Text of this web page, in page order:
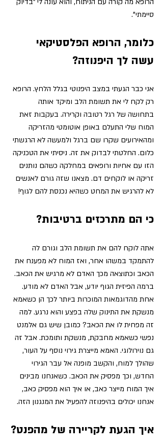
סיימתי".
כלומר, הרופא הפלסטיקאי
עשה לך היפנוזה?
אני כבר הגעתי במצב היפנוטי בגלל הלחץ. הרופא
רק לקח לי את תשומת הלב ומיקד אותה
בתחושה של רגל רטובה וקרירה. בעקבות זאת
המוח שלי התעלם באופן אוטומטי מהזריקה
ומהאירועים שקרו שם ברגל ולמעשה לא הרגשתי
כלום. החלטתי לבדוק את זה. ניסיתי את הטכניקה
הזו עם אחיות ורופאים במחלקה כשהם נותנים
זריקה או לוקחים דם. מצאנו שזה גורם לאנשים
לא להרגיש את המחט כשהיא נכנסת להם לגוף!
כי הם מתרכזים ברטיבות?
אתה לוקח להם את תשומת הלב וגורם לה
להתמקד במשהו אחר, ואז המוח לא מפענח את
הכאב וכתוצאה מכך האדם לא מרגיש את הכאב.
ברמה הפיזית הגוף יודע, אבל האדם לא מודע.
אחת מהדוגמאות המוכרות ביותר לכך הן כשאמא
מנשקת את התינוק שלה בפצע והוא נרגע. למה
זה מפחית לו את הכאב? כמובן שיש גם אלמנט
נפשי כשאמא מחבקת, מנשקת ותומכת. אבל זה
גם נוירולוגי. האמא מייצרת גירוי נוסף על העור,
שהולך למוח, והקשב מופנה אל עבר הגירוי
החדש, וכך מפסיק את הכאב. כשאנחנו מבינים
איך המוח מייצר כאב, או איך הוא מפסיק כאב,
אנחנו יכולים בהיפנוזה להפעיל את המנגנון הזה.
איך הגעת לקריירה של מהפנט?